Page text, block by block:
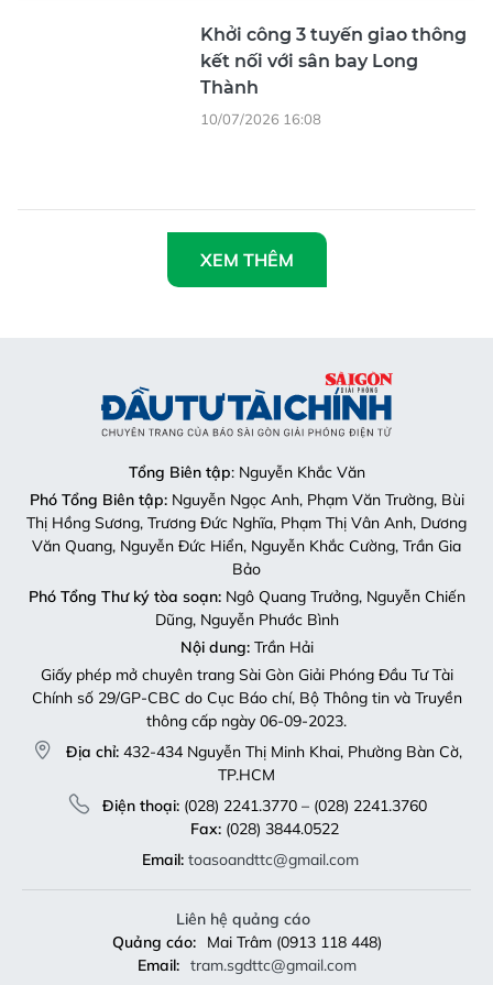
Khởi công 3 tuyến giao thông
kết nối với sân bay Long
Thành
10/07/2026 16:08
XEM THÊM
Tổng Biên tập: Nguyễn Khắc Văn
Phó Tổng Biên tập:Nguyễn Ngọc Anh, Phạm Văn Trường, Bùi
Thị Hồng Sương, Trương Đức Nghĩa, Phạm Thị Vân Anh, Dương
Văn Quang, Nguyễn Đức Hiển, Nguyễn Khắc Cường, Trần Gia
Bảo
Phó Tổng Thư ký tòa soạn:Ngô Quang Trưởng, Nguyễn Chiến
Dũng, Nguyễn Phước Bình
Nội dung:Trần Hải
Giấy phép mở chuyên trang Sài Gòn Giải Phóng Đầu Tư Tài
Chính số 29/GP-CBC do Cục Báo chí, Bộ Thông tin và Truyền
thông cấp ngày 06-09-2023.
Địa chỉ: 432-434 Nguyễn Thị Minh Khai, Phường Bàn Cờ,
TP.HCM
Điện thoại:(028) 2241.3770 – (028) 2241.3760
Fax:(028) 3844.0522
Email: toasoandttc@gmail.com
Liên hệ quảng cáo
Quảng cáo:
Mai Trâm (0913 118 448)
Email: tram.sgdttc@gmail.com